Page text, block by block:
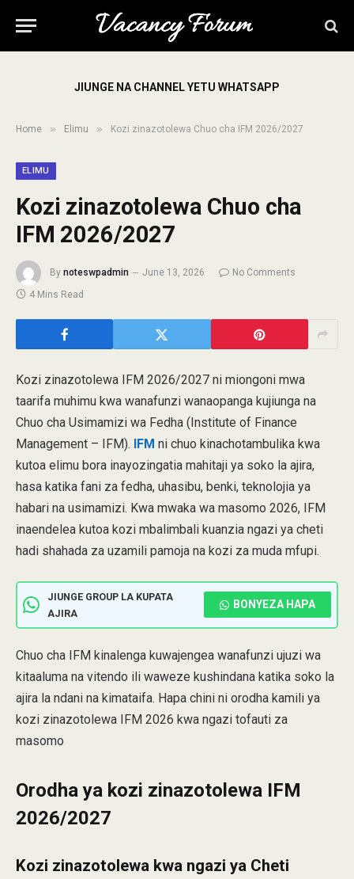
JIUNGE NA CHANNEL YETU WHATSAPP
Home » Elimu » Kozi zinazotolewa Chuo cha IFM 2026/2027
ELIMU
Kozi zinazotolewa Chuo cha
IFM 2026/2027
By noteswpadmin June 13, 2026
No Comments
4 Mins Read
Kozi zinazotolewa IFM 2026/2027 ni miongoni mwa
taarifa muhimu kwa wanafunzi wanaopanga kujiunga na
Chuo cha Usimamizi wa Fedha (Institute of Finance
Management – IFM). IFM ni chuo kinachotambulika kwa
kutoa elimu bora inayozingatia mahitaji ya soko la ajira,
hasa katika fani za fedha, uhasibu, benki, teknolojia ya
habari na usimamizi. Kwa mwaka wa masomo 2026, IFM
inaendelea kutoa kozi mbalimbali kuanzia ngazi ya cheti
hadi shahada za uzamili pamoja na kozi za muda mfupi.
JIUNGE GROUP LA KUPATA
AJIRA
BONYEZA HAPA
Chuo cha IFM kinalenga kuwajengea wanafunzi ujuzi wa
kitaaluma na vitendo ili waweze kushindana katika soko la
ajira la ndani na kimataifa. Hapa chini ni orodha kamili ya
kozi zinazotolewa IFM 2026 kwa ngazi tofauti za
masomo
Orodha ya kozi zinazotolewa IFM
2026/2027
Kozi zinazotolewa kwa ngazi ya Cheti